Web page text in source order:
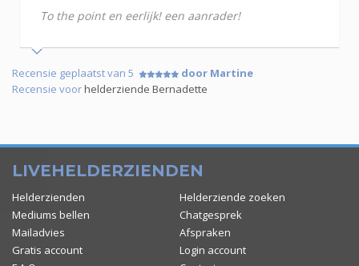
To the point en eerlijk! een aanrader!
Recensie geplaatst van 5
door Martine
Recensie voorhelderziende Bernadette
LIVEHELDERZIENDEN
Helderzienden
Helderziende zoeken
Mediums bellen
Chatgesprek
Mailadvies
Afspraken
Gratis account
Login account